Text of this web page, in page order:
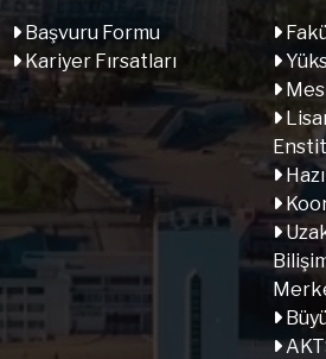
Başvuru Formu
Kariyer Fırsatları